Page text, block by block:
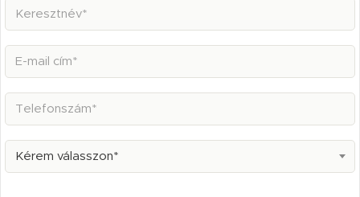
Kérem válasszon*